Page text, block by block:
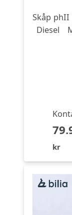
Skåp phII
Drivmedel
Diesel
Drivmedel
Miltal
årsmodell
kr